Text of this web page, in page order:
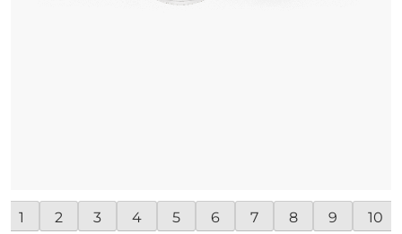
1 2 3 4 5 6 7 8 9 10